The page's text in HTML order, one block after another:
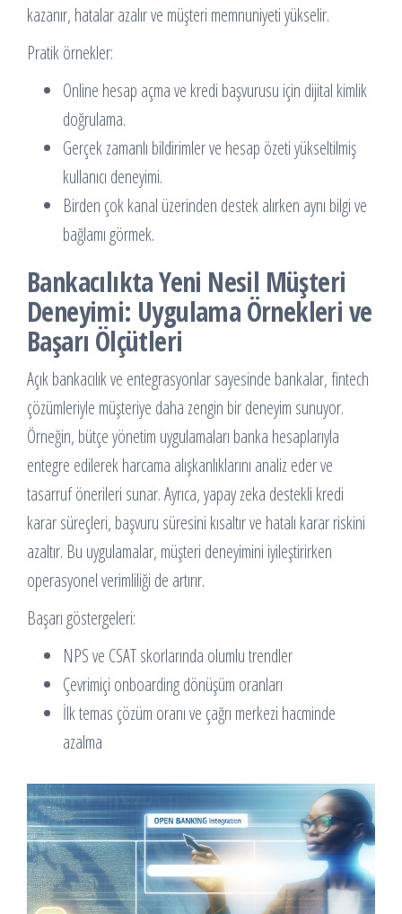
kazanır, hatalar azalır ve müşteri memnuniyeti yükselir.
Pratik örnekler:
Online hesap açma ve kredi başvurusu için dijital kimlik
doğrulama.
Gerçek zamanlı bildirimler ve hesap özeti yükseltilmiş
kullanıcı deneyimi.
Birden çok kanal üzerinden destek alırken aynı bilgi ve
bağlamı görmek.
Bankacılıkta Yeni Nesil Müşteri
Deneyimi: Uygulama Örnekleri ve
Başarı Ölçütleri
Açık bankacılık ve entegrasyonlar sayesinde bankalar, fintech
çözümleriyle müşteriye daha zengin bir deneyim sunuyor.
Örneğin, bütçe yönetim uygulamaları banka hesaplarıyla
entegre edilerek harcama alışkanlıklarını analiz eder ve
tasarruf önerileri sunar. Ayrıca, yapay zeka destekli kredi
karar süreçleri, başvuru süresini kısaltır ve hatalı karar riskini
azaltır. Bu uygulamalar, müşteri deneyimini iyileştirirken
operasyonel verimliliği de artırır.
Başarı göstergeleri:
NPS ve CSAT skorlarında olumlu trendler
Çevrimiçi onboarding dönüşüm oranları
İlk temas çözüm oranı ve çağrı merkezi hacminde
azalma